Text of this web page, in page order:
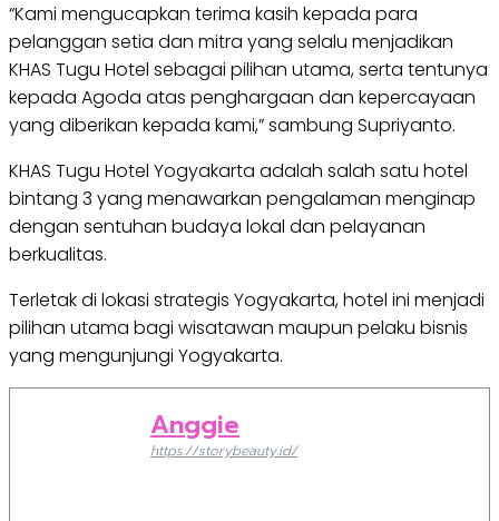
“Kami mengucapkan terima kasih kepada para
pelanggan setia dan mitra yang selalu menjadikan
KHAS Tugu Hotel sebagai pilihan utama, serta tentunya
kepada Agoda atas penghargaan dan kepercayaan
yang diberikan kepada kami,” sambung Supriyanto.
KHAS Tugu Hotel Yogyakarta adalah salah satu hotel
bintang 3 yang menawarkan pengalaman menginap
dengan sentuhan budaya lokal dan pelayanan
berkualitas.
Terletak di lokasi strategis Yogyakarta, hotel ini menjadi
pilihan utama bagi wisatawan maupun pelaku bisnis
yang mengunjungi Yogyakarta.
Anggie
https://storybeauty.id/